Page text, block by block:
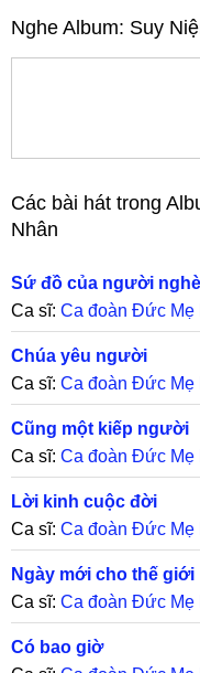
Nghe Album: Suy
Các bài hát trong
Nhân
Sứ đồ của người
Ca sĩ: Ca đoàn Đức Mẹ
Hoàng Phúc
Chúa yêu người
Ca sĩ: Ca đoàn Đức Mẹ
Cũng một kiếp người
Ca sĩ: Ca đoàn Đức Mẹ
Phạm Quang
Lời kinh cuộc đời
Ca sĩ: Ca đoàn Đức Mẹ
Ánh
Ngày mới cho thế giới
Ca sĩ: Ca đoàn Đức Mẹ
Có bao giờ